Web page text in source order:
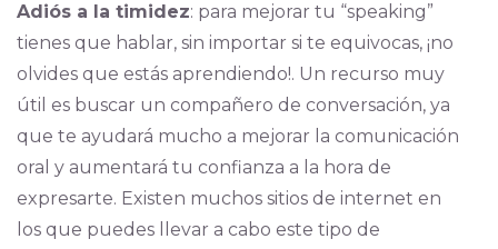
Adiós a la timidez: para mejorar tu “speaking”
tienes que hablar, sin importar si te equivocas, ¡no
olvides que estás aprendiendo!. Un recurso muy
útil es buscar un compañero de conversación, ya
que te ayudará mucho a mejorar la comunicación
oral y aumentará tu confianza a la hora de
expresarte. Existen muchos sitios de internet en
los que puedes llevar a cabo este tipo de